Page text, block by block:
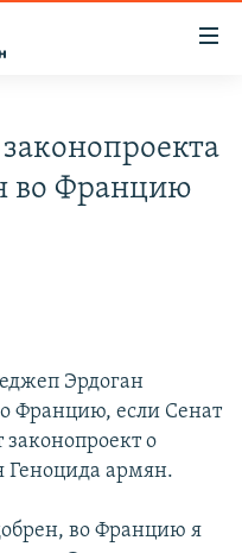
во Францию
Эрдоган
Францию, если Сенат
законопроект о
армян.
во Францию я